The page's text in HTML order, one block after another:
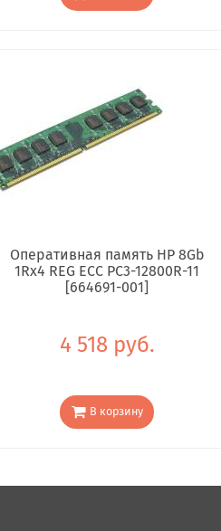
Оперативная память HP 8Gb
1Rx4 REG ECC PC3-12800R-11
[664691-001]
4 518 руб.
В корзину